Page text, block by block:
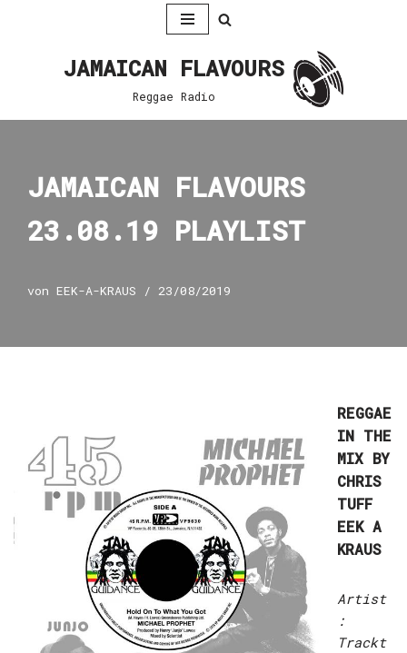
JAMAICAN FLAVOURS
Reggae Radio
JAMAICAN FLAVOURS
23.08.19 PLAYLIST
von EEK-A-KRAUS 23/08/2019
REGGAE
IN THE
MIX BY
CHRIS
TUFF
EEK A
KRAUS
Artist
:
Trackt